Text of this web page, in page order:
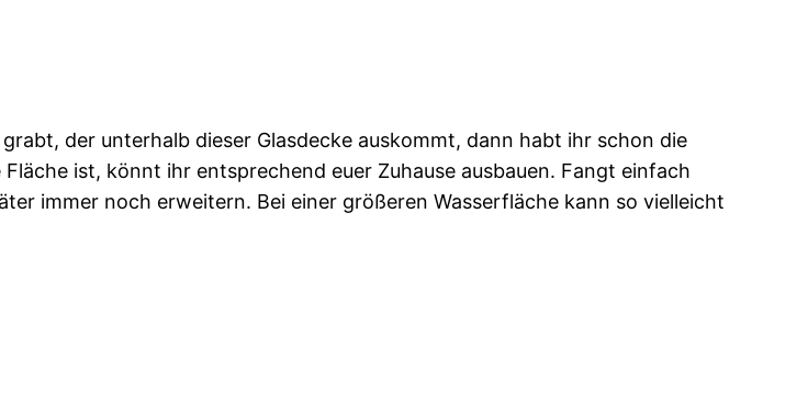
der unterhalb dieser Glasdecke auskommt, dann habt ihr schon die
ist, könnt ihr entsprechend euer Zuhause ausbauen. Fangt einfach
immer noch erweitern. Bei einer größeren Wasserfläche kann so vielleicht